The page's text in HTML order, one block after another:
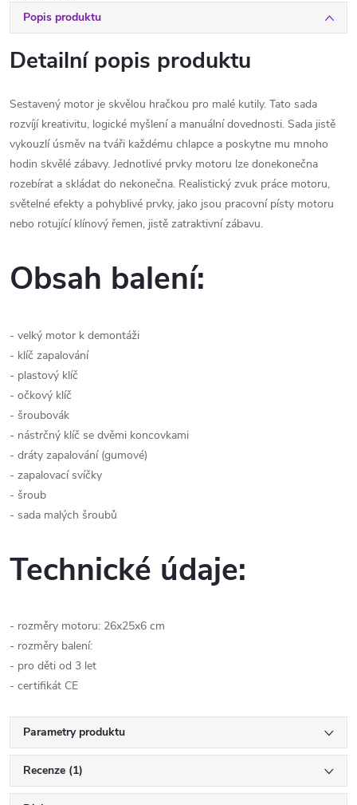
Popis produktu
Detailní popis produktu
Sestavený motor je skvělou hračkou pro malé kutily. Tato sada
rozvíjí kreativitu, logické myšlení a manuální dovednosti. Sada jistě
vykouzlí úsměv na tváři každému chlapce a poskytne mu mnoho
hodin skvělé zábavy. Jednotlivé prvky motoru lze donekonečna
rozebírat a skládat do nekonečna. Realistický zvuk práce motoru,
světelné efekty a pohyblivé prvky, jako jsou pracovní písty motoru
nebo rotující klínový řemen, jistě zatraktivní zábavu.
Obsah balení:
- velký motor k demontáži
- klíč zapalování
- plastový klíč
- očkový klíč
- šroubovák
- nástrčný klíč se dvěmi koncovkami
- dráty zapalování (gumové)
- zapalovací svíčky
- šroub
- sada malých šroubů
Technické údaje:
- rozměry motoru: 26x25x6 cm
- rozměry balení:
- pro děti od 3 let
- certifikát CE
Parametry produktu
Recenze (1)